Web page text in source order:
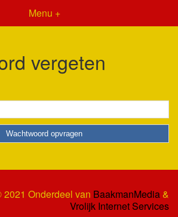
Menu +
vergeten
Onderdeel van BaakmanMedia&
Vrolijk Internet Services